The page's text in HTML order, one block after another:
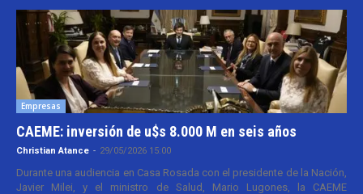
Empresas
CAEME: inversión de u$s 8.000 M en seis años
Christian Atance - 29/05/2026 15:00
Durante una audiencia en Casa Rosada con el presidente de la Nación,
Javier Milei, y el ministro de Salud, Mario Lugones, la CAEME